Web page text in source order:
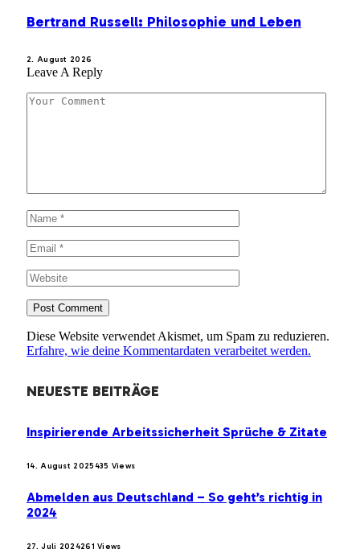
Bertrand Russell: Philosophie und Leben
2. August 2026
Leave A Reply
Diese Website verwendet Akismet, um Spam zu reduzieren.
Erfahre, wie deine Kommentardaten verarbeitet werden.
NEUESTE BEITRÄGE
Inspirierende Arbeitssicherheit Sprüche & Zitate
14. August 2025435 Views
Abmelden aus Deutschland – So geht’s richtig in
2024
27. Juli 2024261Views